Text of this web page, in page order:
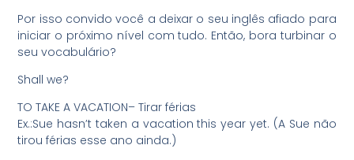
Por isso convido você a deixar o seu inglês afiado para
iniciar o próximo nível com tudo. Então, bora turbinar o
seu vocabulário?
Shall we?
TO TAKE A VACATION– Tirar férias
Ex.:Sue hasn’t taken a vacation this year yet. (A Sue não
tirou férias esse ano ainda.)